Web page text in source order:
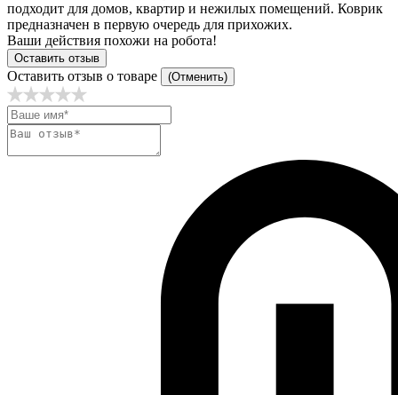
подходит для домов, квартир и нежилых помещений. Коврик
предназначен в первую очередь для прихожих.
Ваши действия похожи на робота!
Оставить отзыв
Оставить отзыв о товаре (Отменить)